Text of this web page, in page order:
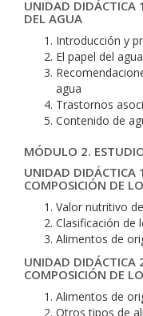
UNIDAD DIDÁCTICA
DEL AGUA
Introducción y
El papel del
agua
Trastornos
Contenido de
MÓDULO 2.
UNIDAD DIDÁCTICA
COMPOSICIÓN DE
Valor nutritivo
Clasificación de
Alimentos de
UNIDAD DIDÁCTICA
COMPOSICIÓN DE
Alimentos de
Otros tipos de